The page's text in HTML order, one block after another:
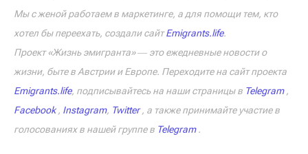
Мы с женой работаем в маркетинге, а для помощи тем, кто
хотел бы переехать, создали сайтEmigrants.life.
Проект «Жизнь эмигранта» ― это ежедневные новости о
жизни, быте в Австрии и Европе. Переходите на сайт проекта
Emigrants.life, подписывайтесь на наши страницы в Telegram,
Facebook, Instagram, Twitter, а также принимайте участие в
голосованиях в нашей группе в Telegram.